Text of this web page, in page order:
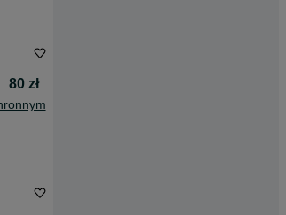
80 zł